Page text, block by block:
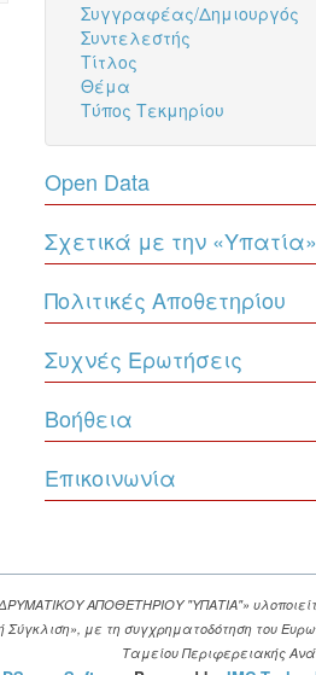
Συγγραφέας/Δημιουργός
Συντελεστής
Τίτλος
Θέμα
Τύπος Τεκμηρίου
Open Data
Σχετικά με την «Υπατία»
Πολιτικές Αποθετηρίου
Συχνές Ερωτήσεις
Βοήθεια
Επικοινωνία
ΑΠΟΘΕΤΗΡΙΟΥ "ΥΠΑΤΙΑ"»
Σύγκλιση», με τη συγχρηματοδότηση του
Ταμείου Περιφερειακής